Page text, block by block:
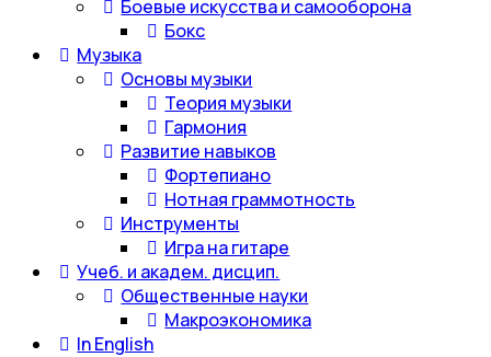
Боевые искусства и самооборона
Бокс
Музыка
Основы музыки
Теория музыки
Гармония
Развитие навыков
Фортепиано
Нотная граммотность
Инструменты
Игра на гитаре
Учеб. и академ. дисцип.
Общественные науки
Макроэкономика
In English